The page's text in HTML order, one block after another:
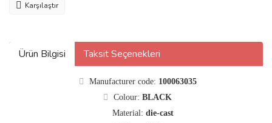
Karşılaştır
Ürün Bilgisi Taksit Seçenekleri
Manufacturer code: 100063035
Colour: BLACK
Material: die-cast